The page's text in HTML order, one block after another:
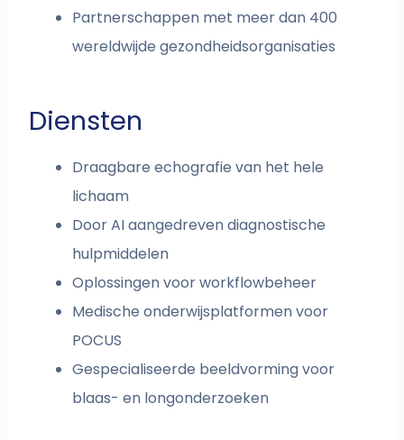
Partnerschappen met meer dan 400
wereldwijde gezondheidsorganisaties
Diensten
Draagbare echografie van het hele
lichaam
Door AI aangedreven diagnostische
hulpmiddelen
Oplossingen voor workflowbeheer
Medische onderwijsplatformen voor
POCUS
Gespecialiseerde beeldvorming voor
blaas- en longonderzoeken